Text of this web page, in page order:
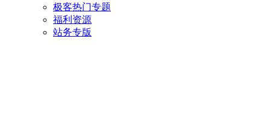
极客热门专题
福利资源
站务专版